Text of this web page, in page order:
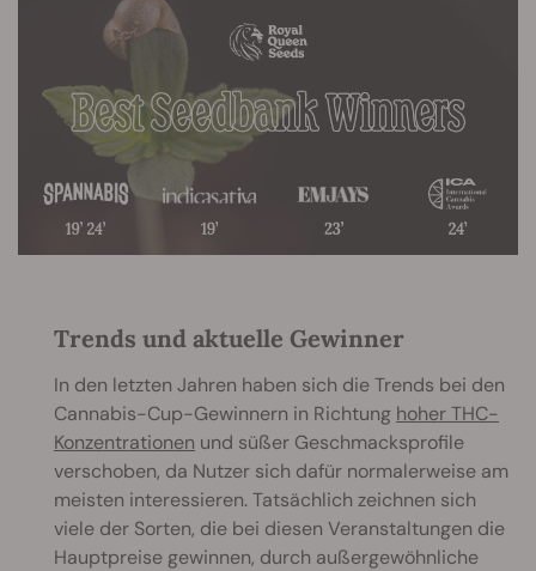
Trends und aktuelle Gewinner
In den letzten Jahren haben sich die Trends bei den
Cannabis-Cup-Gewinnern in Richtung hoher THC-
Konzentrationen und süßer Geschmacksprofile
verschoben, da Nutzer sich dafür normalerweise am
meisten interessieren. Tatsächlich zeichnen sich
viele der Sorten, die bei diesen Veranstaltungen die
Hauptpreise gewinnen, durch außergewöhnliche